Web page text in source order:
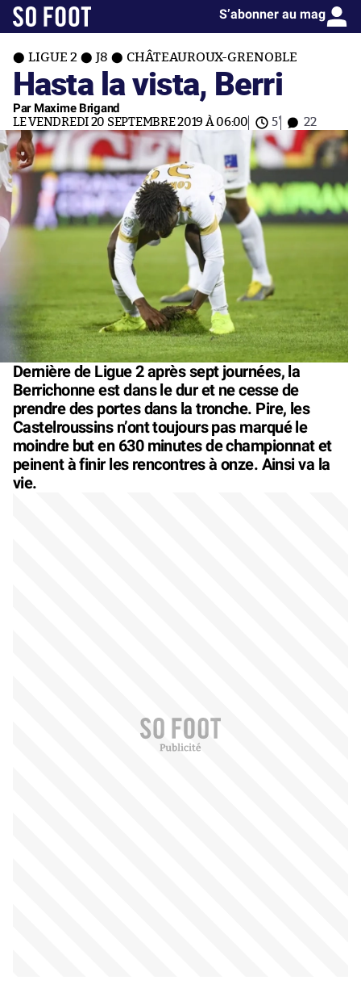
S’abonner au mag
LIGUE 2 J8 CHÂTEAUROUX-GRENOBLE
Hasta la vista, Berri
Par Maxime Brigand
LE VENDREDI 20 SEPTEMBRE 2019 À 06:00 5' 22
Dernière de Ligue 2 après sept journées, la
Berrichonne est dans le dur et ne cesse de
prendre des portes dans la tronche. Pire, les
Castelroussins n’ont toujours pas marqué le
moindre but en 630 minutes de championnat et
peinent à finir les rencontres à onze. Ainsi va la
vie.